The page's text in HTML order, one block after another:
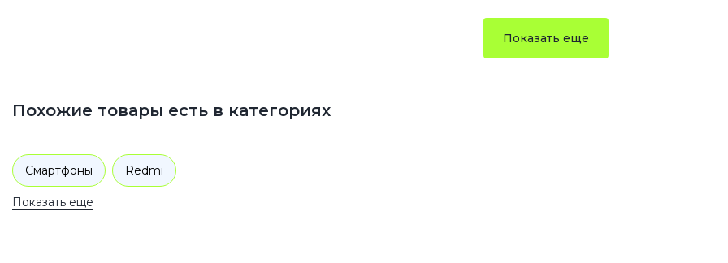
Показать еще
Похожие товары есть в категориях
Смартфоны Redmi
Показать еще